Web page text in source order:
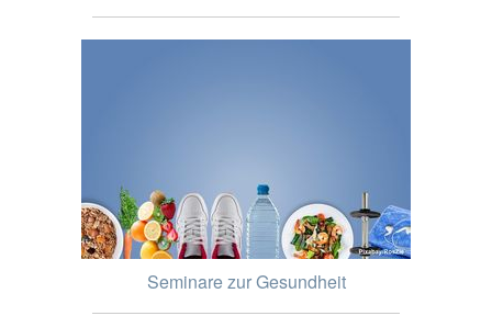
Seminare zur Gesundheit